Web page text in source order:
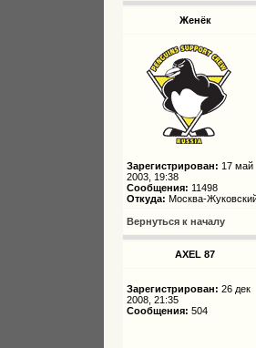
Женёк
Зарегистрирован: 17 май
2003, 19:38
Сообщения: 11498
Откуда: Москва-
Вернуться к началу
AXEL 87
Зарегистрирован: 26 дек
2008, 21:35
Сообщения: 504